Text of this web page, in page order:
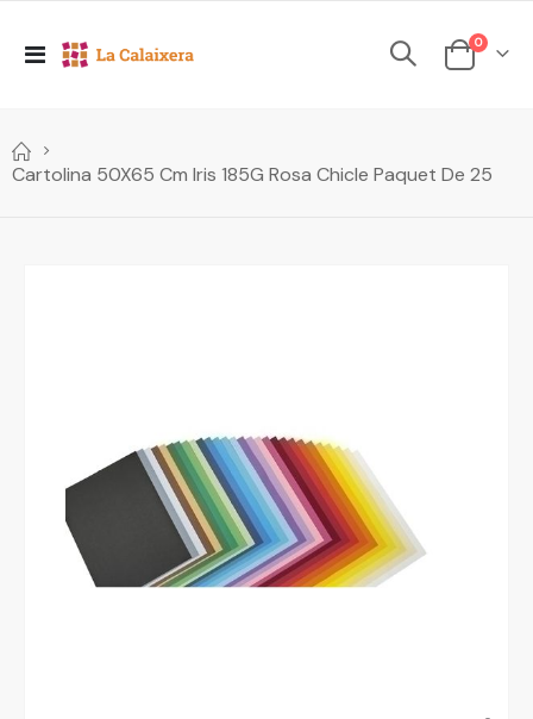
Toggle
Cesta
0elements
Cartolina 50X65 Cm Iris 185G Rosa Chicle Paquet De 25